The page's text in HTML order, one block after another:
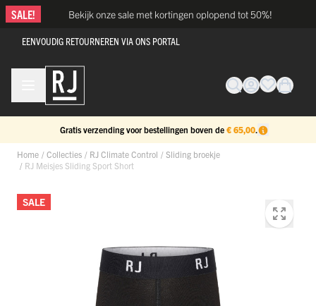
Ga naar de inhoud
SALE! Bekijk onze sale met kortingen oplopend tot 50%!
EENVOUDIG RETOURNEREN VIA ONS PORTAL
Gratis verzending voor bestellingen boven de € 65,00.
Home / Collecties / RJ Climate Control / Sliding broekje
/ RJ Meisjes Sliding Sport Short
SALE